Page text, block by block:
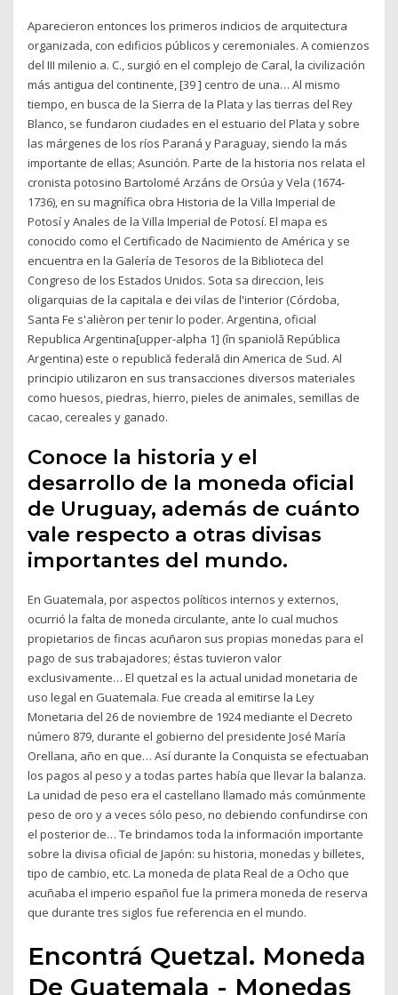
Aparecieron entonces los primeros indicios de arquitectura
organizada, con edificios públicos y ceremoniales. A comienzos
del III milenio a. C., surgió en el complejo de Caral, la civilización
más antigua del continente, [39 ] centro de una… Al mismo
tiempo, en busca de la Sierra de la Plata y las tierras del Rey
Blanco, se fundaron ciudades en el estuario del Plata y sobre
las márgenes de los ríos Paraná y Paraguay, siendo la más
importante de ellas; Asunción. Parte de la historia nos relata el
cronista potosino Bartolomé Arzáns de Orsúa y Vela (1674-
1736), en su magnífica obra Historia de la Villa Imperial de
Potosí y Anales de la Villa Imperial de Potosí. El mapa es
conocido como el Certificado de Nacimiento de América y se
encuentra en la Galería de Tesoros de la Biblioteca del
Congreso de los Estados Unidos. Sota sa direccion, leis
oligarquias de la capitala e dei vilas de l'interior (Córdoba,
Santa Fe s'alièron per tenir lo poder. Argentina, oficial
Republica Argentina[upper-alpha 1] (în spaniolă República
Argentina) este o republică federală din America de Sud. Al
principio utilizaron en sus transacciones diversos materiales
como huesos, piedras, hierro, pieles de animales, semillas de
cacao, cereales y ganado.
Conoce la historia y el
desarrollo de la moneda oficial
de Uruguay, además de cuánto
vale respecto a otras divisas
importantes del mundo.
En Guatemala, por aspectos políticos internos y externos,
ocurrió la falta de moneda circulante, ante lo cual muchos
propietarios de fincas acuñaron sus propias monedas para el
pago de sus trabajadores; éstas tuvieron valor
exclusivamente… El quetzal es la actual unidad monetaria de
uso legal en Guatemala. Fue creada al emitirse la Ley
Monetaria del 26 de noviembre de 1924 mediante el Decreto
número 879, durante el gobierno del presidente José María
Orellana, año en que… Así durante la Conquista se efectuaban
los pagos al peso y a todas partes había que llevar la balanza.
La unidad de peso era el castellano llamado más comúnmente
peso de oro y a veces sólo peso, no debiendo confundirse con
el posterior de… Te brindamos toda la información importante
sobre la divisa oficial de Japón: su historia, monedas y billetes,
tipo de cambio, etc. La moneda de plata Real de a Ocho que
acuñaba el imperio español fue la primera moneda de reserva
que durante tres siglos fue referencia en el mundo.
Encontrá Quetzal. Moneda
De Guatemala - Monedas